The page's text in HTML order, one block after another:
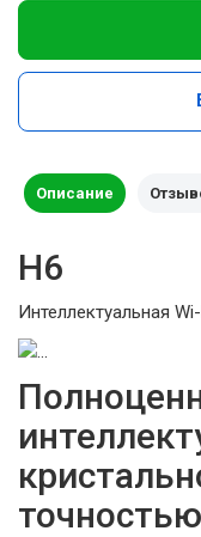
Описание
H6
Интеллектуальная
точностью